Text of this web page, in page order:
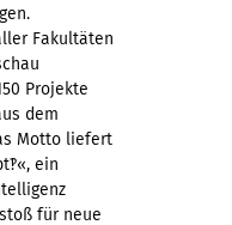
Fakultäten
Projekte
dem
Motto liefert
ein
für neue